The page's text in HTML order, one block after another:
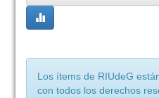
Los ítems de RIUdeG
con todos los derechos